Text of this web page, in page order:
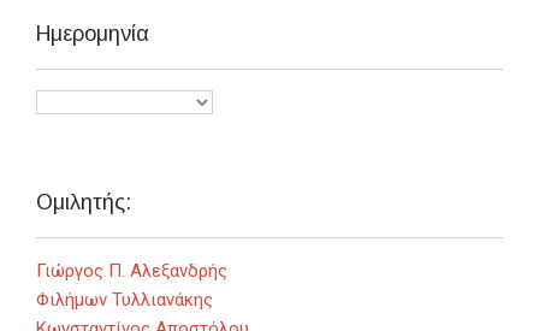
Ημερομηνία
Ομιλητής:
Γιώργος Π. Αλεξανδρής
Φιλήμων Τυλλιανάκης